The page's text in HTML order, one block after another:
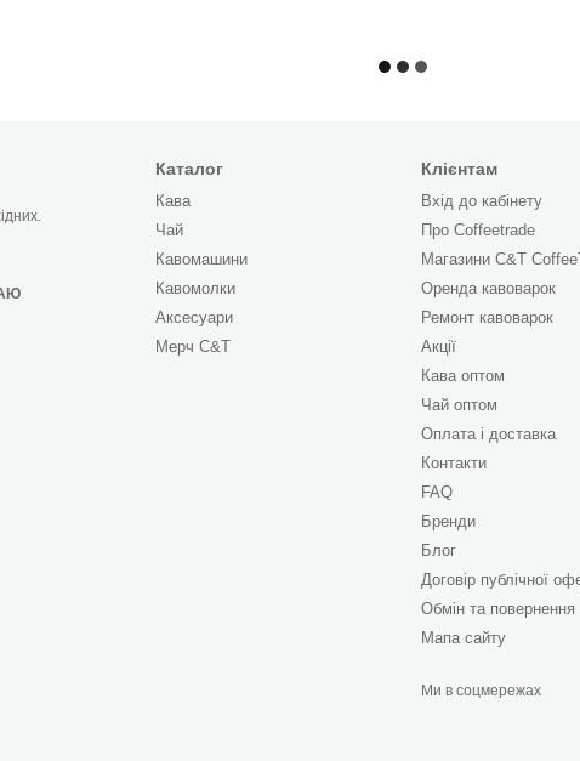
Каталог
Кава
Чай
Кавомашини
Кавомолки
Аксесуари
Мерч C&T
Клієнтам
Вхід до кабінету
Про Сoffeetrade
Магазини C&T
Оренда кавоварок
Ремонт кавоварок
Акції
Кава оптом
Чай оптом
Оплата і доставка
Контакти
FAQ
Бренди
Блог
Договір публічної
Обмін та повернення
Мапа сайту
Ми в соцмережах